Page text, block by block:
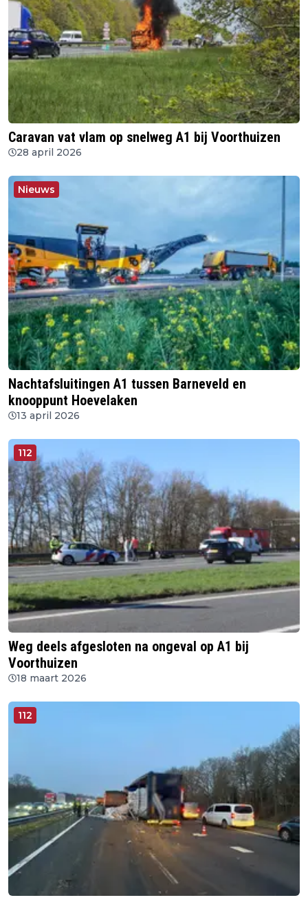
Caravan vat vlam op snelweg A1 bij Voorthuizen
28 april 2026
Nieuws
Nachtafsluitingen A1 tussen Barneveld en
knooppunt Hoevelaken
13 april 2026
112
Weg deels afgesloten na ongeval op A1 bij
Voorthuizen
18 maart 2026
112